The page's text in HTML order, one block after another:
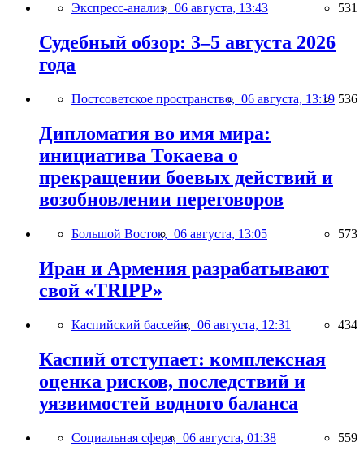
Экспресс-анализ, 06 августа, 13:43 531
Судебный обзор: 3–5 августа 2026
года
Постсоветское пространство, 06 августа, 13:19 536
Дипломатия во имя мира:
инициатива Токаева о
прекращении боевых действий и
возобновлении переговоров
Большой Восток, 06 августа, 13:05 573
Иран и Армения разрабатывают
свой «TRIPP»
Каспийский бассейн, 06 августа, 12:31 434
Каспий отступает: комплексная
оценка рисков, последствий и
уязвимостей водного баланса
Социальная сфера, 06 августа, 01:38 559